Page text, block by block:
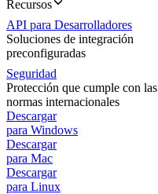
Recursos
API para Desarrolladores
Soluciones de integración
preconfiguradas
Seguridad
Protección que cumple con las
normas internacionales
Descargar
para Windows
Descargar
para Mac
Descargar
para Linux